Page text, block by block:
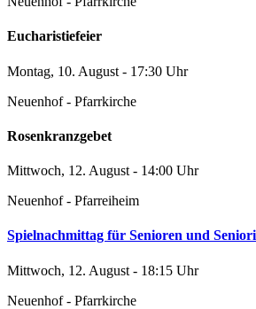
Eucharistiefeier
Montag, 10. August - 17:30 Uhr
Neuenhof - Pfarrkirche
Rosenkranzgebet
Mittwoch, 12. August - 14:00 Uhr
Neuenhof - Pfarreiheim
Spielnachmittag für Senioren und
Mittwoch, 12. August - 18:15 Uhr
Neuenhof - Pfarrkirche